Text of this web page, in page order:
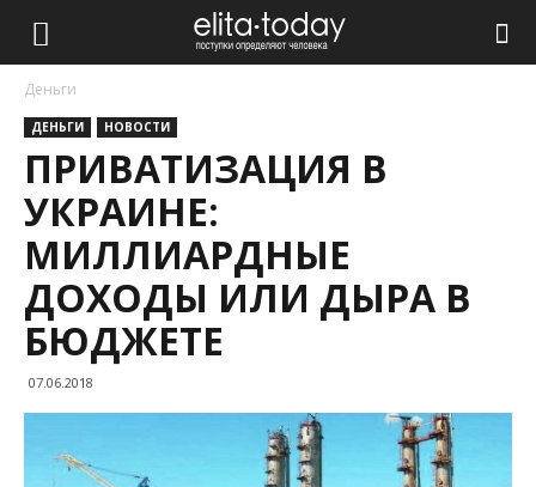
Деньги
ДЕНЬГИ НОВОСТИ
ПРИВАТИЗАЦИЯ В
УКРАИНЕ:
МИЛЛИАРДНЫЕ
ДОХОДЫ ИЛИ ДЫРА В
БЮДЖЕТЕ
07.06.2018